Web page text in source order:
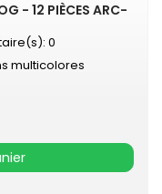
- 12 PIÈCES ARC-
0
multicolores